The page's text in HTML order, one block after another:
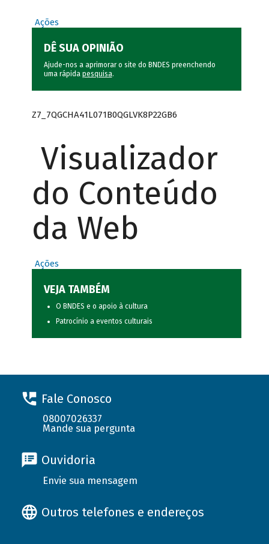
Ações
DÊ SUA OPINIÃO
Ajude-nos a aprimorar o site do BNDES preenchendo
uma rápida pesquisa.
Z7_7QGCHA41L071B0QGLVK8P22GB6
Visualizador
do Conteúdo
da Web
Ações
VEJA TAMBÉM
O BNDES e o apoio à cultura
Patrocínio a eventos culturais
Fale Conosco
08007026337
Mande sua pergunta
Ouvidoria
Envie sua mensagem
Outros telefones e endereços